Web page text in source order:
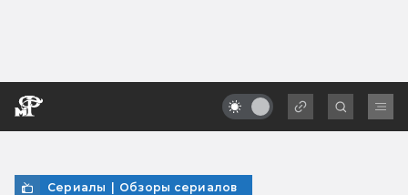
Сериалы | Обзоры сериалов